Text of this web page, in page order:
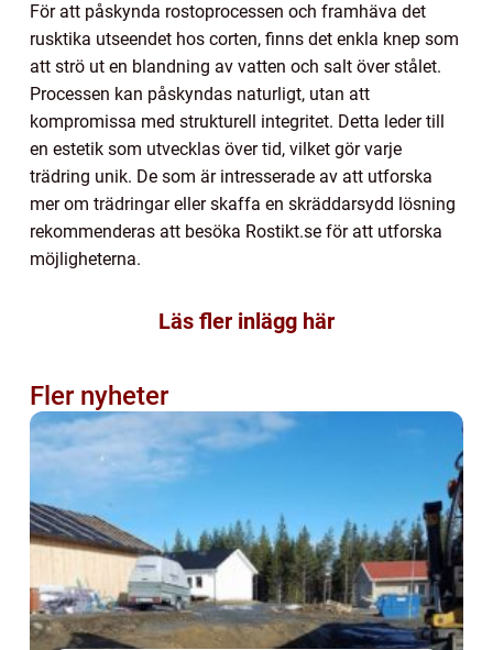
För att påskynda rostoprocessen och framhäva det
rusktika utseendet hos corten, finns det enkla knep som
att strö ut en blandning av vatten och salt över stålet.
Processen kan påskyndas naturligt, utan att
kompromissa med strukturell integritet. Detta leder till
en estetik som utvecklas över tid, vilket gör varje
trädring unik. De som är intresserade av att utforska
mer om trädringar eller skaffa en skräddarsydd lösning
rekommenderas att besöka Rostikt.se för att utforska
möjligheterna.
Läs fler inlägg här
Fler nyheter